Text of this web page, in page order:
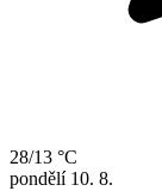
28/13 °C
pondělí 10. 8.